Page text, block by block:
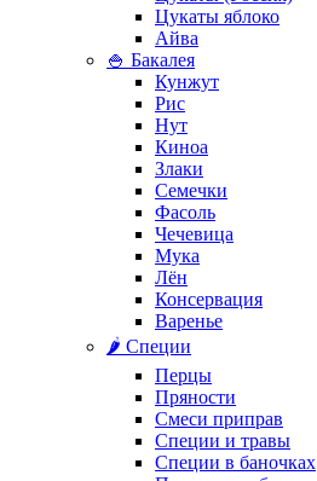
Цукаты яблоко
Айва
🍚 Бакалея
Кунжут
Рис
Нут
Киноа
Злаки
Семечки
Фасоль
Чечевица
Мука
Лён
Консервация
Варенье
🌶️ Специи
Перцы
Пряности
Смеси приправ
Специи и травы
Специи в баночках